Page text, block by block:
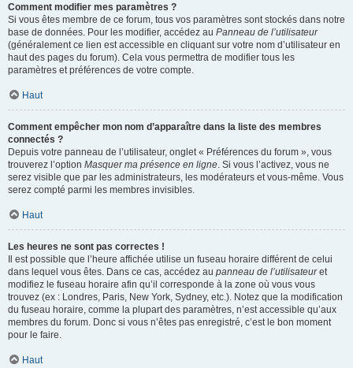
Comment modifier mes paramètres ?
Si vous êtes membre de ce forum, tous vos paramètres sont stockés dans notre
base de données. Pour les modifier, accédez au Panneau de l’utilisateur
(généralement ce lien est accessible en cliquant sur votre nom d’utilisateur en
haut des pages du forum). Cela vous permettra de modifier tous les
paramètres et préférences de votre compte.
Haut
Comment empêcher mon nom d’apparaître dans la liste des membres
connectés ?
Depuis votre panneau de l’utilisateur, onglet « Préférences du forum », vous
trouverez l’option Masquer ma présence en ligne. Si vous l’activez, vous ne
serez visible que par les administrateurs, les modérateurs et vous-même. Vous
serez compté parmi les membres invisibles.
Haut
Les heures ne sont pas correctes !
Il est possible que l’heure affichée utilise un fuseau horaire différent de celui
dans lequel vous êtes. Dans ce cas, accédez au panneau de l’utilisateuret
modifiez le fuseau horaire afin qu’il corresponde à la zone où vous vous
trouvez (ex : Londres, Paris, New York, Sydney, etc.). Notez que la modification
du fuseau horaire, comme la plupart des paramètres, n’est accessible qu’aux
membres du forum. Donc si vous n’êtes pas enregistré, c’est le bon moment
pour le faire.
Haut